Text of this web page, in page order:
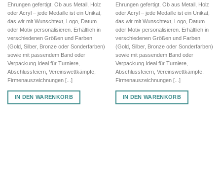
Ehrungen gefertigt. Ob aus Metall, Holz
oder Acryl – jede Medaille ist ein Unikat,
das wir mit Wunschtext, Logo, Datum
oder Motiv personalisieren. Erhältlich in
verschiedenen Größen und Farben
(Gold, Silber, Bronze oder Sonderfarben)
sowie mit passendem Band oder
Verpackung.Ideal für Turniere,
Abschlussfeiern, Vereinswettkämpfe,
Firmenauszeichnungen [...]
IN DEN WARENKORB
Ehrungen gefertigt. Ob aus Metall, Holz
oder Acryl – jede Medaille ist ein Unikat,
das wir mit Wunschtext, Logo, Datum
oder Motiv personalisieren. Erhältlich in
verschiedenen Größen und Farben
(Gold, Silber, Bronze oder Sonderfarben)
sowie mit passendem Band oder
Verpackung.Ideal für Turniere,
Abschlussfeiern, Vereinswettkämpfe,
Firmenauszeichnungen [...]
IN DEN WARENKORB